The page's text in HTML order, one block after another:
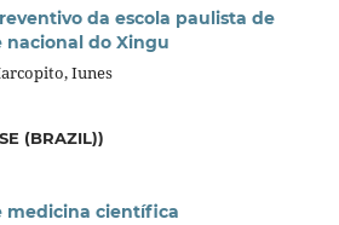
da escola paulista de
do Xingu
Iunes
(BRAZIL))
medicina científica